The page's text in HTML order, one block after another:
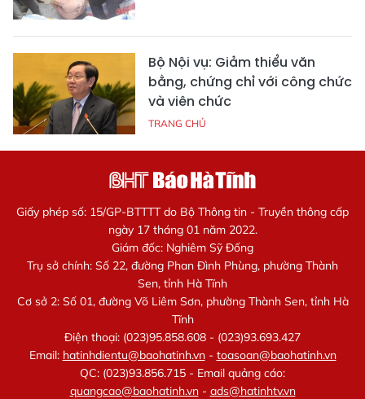
Bộ Nội vụ: Giảm thiểu văn
bằng, chứng chỉ với công chức
và viên chức
TRANG CHỦ
Giấy phép số: 15/GP-BTTTT do Bộ Thông tin - Truyền thông cấp
ngày 17 tháng 01 năm 2022.
Giám đốc: Nghiêm Sỹ Đống
Trụ sở chính: Số 22, đường Phan Đình Phùng, phường Thành
Sen, tỉnh Hà Tĩnh
Cơ sở 2: Số 01, đường Võ Liêm Sơn, phường Thành Sen, tỉnh Hà
Tĩnh
Điện thoại: (023)95.858.608 - (023)93.693.427
Email: hatinhdientu@baohatinh.vn- toasoan@baohatinh.vn
QC: (023)93.856.715 - Email quảng cáo:
quangcao@baohatinh.vn- ads@hatinhtv.vn